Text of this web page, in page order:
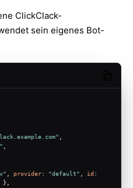
ClickClack-
sein eigenes Bot-
provider: "default" id
},